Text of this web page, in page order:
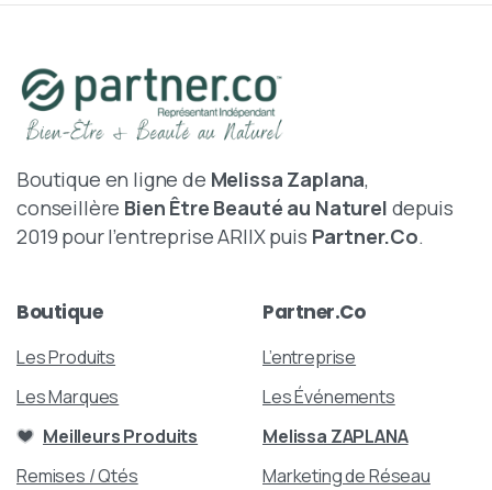
Boutique en ligne de Melissa Zaplana,
conseillère Bien Être Beauté au Naturel depuis
2019 pour l’entreprise ARIIX puis Partner.Co.
Boutique
Les Produits
Les Marques
Meilleurs Produits
Remises / Qtés
Partner.Co
L’entreprise
Les Événements
Melissa ZAPLANA
Marketing de Réseau